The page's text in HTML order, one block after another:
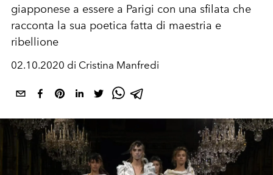
giapponese a essere a Parigi con una sfilata che
racconta la sua poetica fatta di maestria e
ribellione
02.10.2020 di Cristina Manfredi